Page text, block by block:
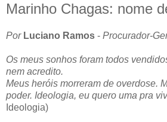
Marinho Chagas: nome
Por Luciano Ramos - Procurador-
Os meus sonhos foram todos
nem acredito.
Meus heróis morreram de overdose.
poder. Ideologia, eu quero uma pra
Ideologia)